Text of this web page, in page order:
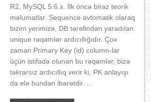
R2, MySQL 5.6.x. İlk öncə biraz teorik
məlumatlar. Sequence avtomatik olaraq
bizim yerimizə, DB tərəfindən yaradılan
unique rəqəmlər ardıcıllığıdır. Çox
zaman Primary Key (id) column-lar
üçün istifadə olunan bu rəqəmlər, bizə
təkrarsız ardıcıllıq verir ki, PK anlayışı
da elə bundan ibarətdir. ...